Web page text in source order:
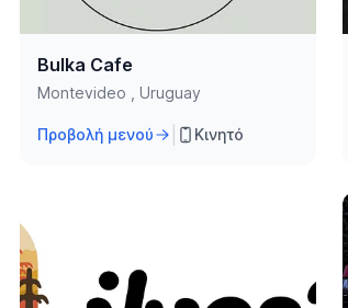
Bulka Cafe
Montevideo , Uruguay
Προβολή μενού Κινητό